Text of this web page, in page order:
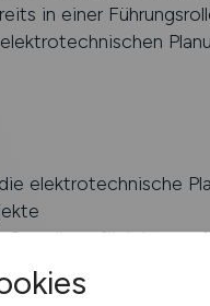
in einer
elektrotechnische
für
Gesamtkonzepte